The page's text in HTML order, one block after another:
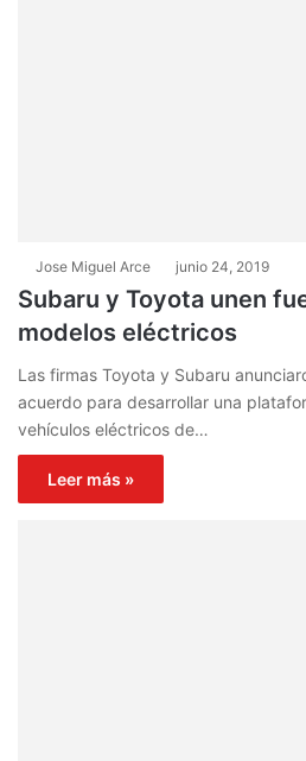
Jose Miguel Arce junio 24, 2019
Subaru y Toyota unen
modelos eléctricos
Las firmas Toyota y Subaru
acuerdo para desarrollar una
vehículos eléctricos de…
Leer más »